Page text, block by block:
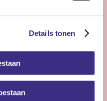
Details tonen
tijd
werken en elke dag